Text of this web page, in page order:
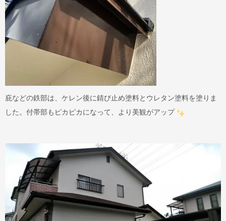
庇などの鉄部は、ケレン後に錆び止め塗料とウレタン塗料を塗りま
した。付帯部もピカピカになって、より美観がアップ